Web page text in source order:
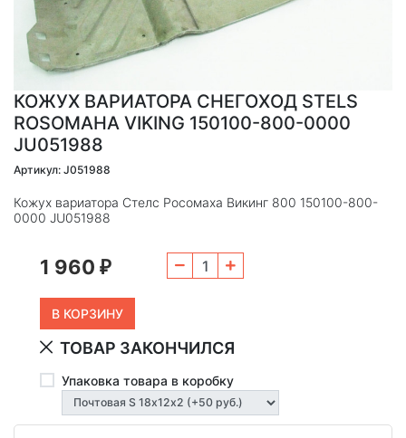
КОЖУХ ВАРИАТОРА СНЕГОХОД STELS
ROSOMAHA VIKING 150100-800-0000
JU051988
Артикул: J051988
Кожух вариатора Стелс Росомаха Викинг 800 150100-800-
0000 JU051988
1 960 ₽
ТОВАР ЗАКОНЧИЛСЯ
Упаковка товара в коробку